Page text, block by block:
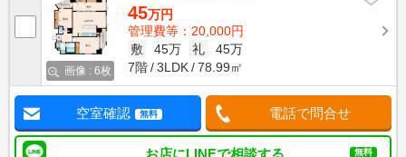
画像 : 6枚
45万円
管理費等：20,000円
敷
45万 礼
45万
7階
3LDK 78.99㎡
空室確認 無料 電話で問合せ
お店にLINEで相談する 無料